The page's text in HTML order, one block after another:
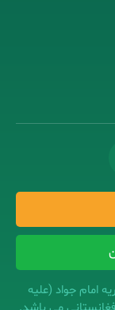
امام جواد (علیه